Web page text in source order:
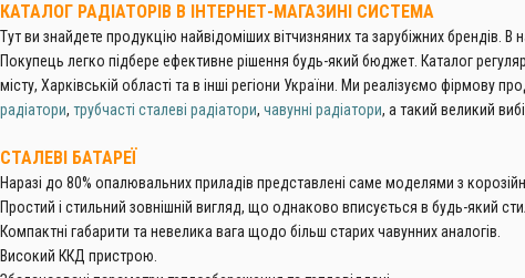
КАТАЛОГ РАДІАТОРІВ В ІНТЕРНЕТ-МАГАЗИНІ СИСТЕМА
Тут ви знайдете продукцію найвідоміших вітчизняних та зарубіжних брендів.
Покупець легко підбере ефективне рішення будь-який бюджет. Каталог
місту, Харківській області та в інші регіони України. Ми реалізуємо
радіатори, трубчасті сталеві радіатори, чавунні радіатори, а такий великий
СТАЛЕВІ БАТАРЕЇ
Наразі до 80% опалювальних приладів представлені саме моделями з
Простий і стильний зовнішній вигляд, що однаково вписується в будь-який
Компактні габарити та невелика вага щодо більш старих чавунних аналогів.
Високий ККД пристрою.